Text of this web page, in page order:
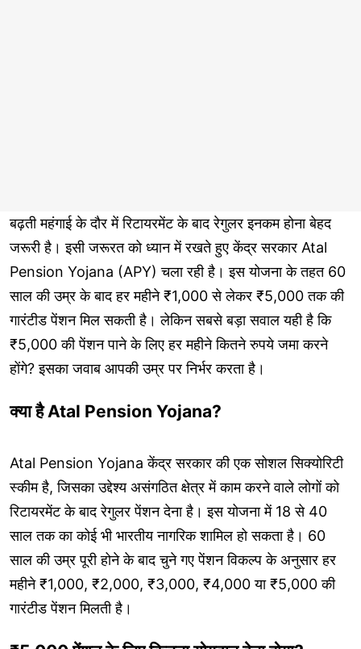
बढ़ती महंगाई के दौर में रिटायरमेंट के बाद रेगुलर इनकम होना बेहद
जरूरी है। इसी जरूरत को ध्यान में रखते हुए केंद्र सरकार Atal
Pension Yojana (APY) चला रही है। इस योजना के तहत 60
साल की उम्र के बाद हर महीने ₹1,000 से लेकर ₹5,000 तक की
गारंटीड पेंशन मिल सकती है। लेकिन सबसे बड़ा सवाल यही है कि
₹5,000 की पेंशन पाने के लिए हर महीने कितने रुपये जमा करने
होंगे? इसका जवाब आपकी उम्र पर निर्भर करता है।
क्या है Atal Pension Yojana?
Atal Pension Yojana केंद्र सरकार की एक सोशल सिक्योरिटी
स्कीम है, जिसका उद्देश्य असंगठित क्षेत्र में काम करने वाले लोगों को
रिटायरमेंट के बाद रेगुलर पेंशन देना है। इस योजना में 18 से 40
साल तक का कोई भी भारतीय नागरिक शामिल हो सकता है। 60
साल की उम्र पूरी होने के बाद चुने गए पेंशन विकल्प के अनुसार हर
महीने ₹1,000, ₹2,000, ₹3,000, ₹4,000 या ₹5,000 की
गारंटीड पेंशन मिलती है।